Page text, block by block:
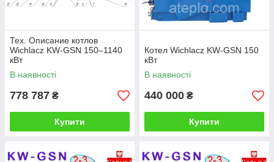
Тех. Описание котлов
Wichlacz KW-GSN 150–1140
кВт
В наявності
778 787 ₴
Купити
Котел Wichlacz KW-GSN 150
кВт
В наявності
440 000 ₴
Купити